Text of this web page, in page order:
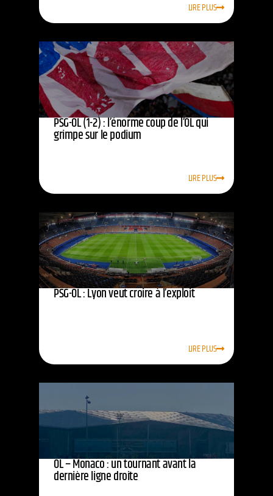
LIRE PLUS
PSG-OL (1-2) : l’énorme coup de l’OL qui
grimpe sur le podium
LIRE PLUS
PSG-OL : Lyon veut croire à l’exploit
LIRE PLUS
OL – Monaco : un tournant avant la
dernière ligne droite